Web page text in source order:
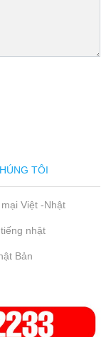
TÔI
Việt -Nhật
nhật
Bản